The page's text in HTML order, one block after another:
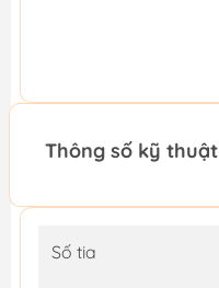
Thông số kỹ thuật
Số tia